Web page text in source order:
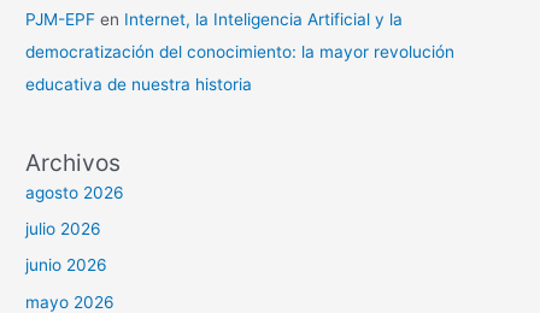
PJM-EPF en Internet, la Inteligencia Artificial y la
democratización del conocimiento: la mayor revolución
educativa de nuestra historia
Archivos
agosto 2026
julio 2026
junio 2026
mayo 2026